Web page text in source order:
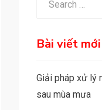
Bài viết mới
Giải pháp xử lý
sau mùa mưa